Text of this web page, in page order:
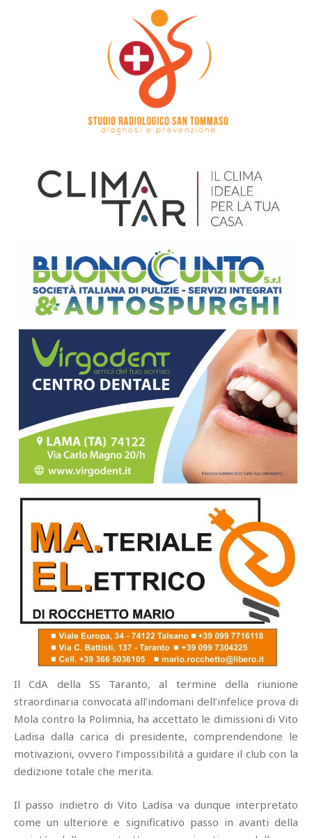
Il CdA della SS Taranto, al termine della riunione
straordinaria convocata all’indomani dell’infelice prova di
Mola contro la Polimnia, ha accettato le dimissioni di Vito
Ladisa dalla carica di presidente, comprendendone le
motivazioni, ovvero l’impossibilità a guidare il club con la
dedizione totale che merita.
Il passo indietro di Vito Ladisa va dunque interpretato
come un ulteriore e significativo passo in avanti della